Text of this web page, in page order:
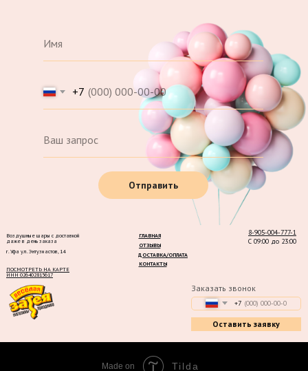
+7
Отправить
ОТЗЫВЫ
ГЛАВНАЯ
ДОСТАВКА/ОПЛАТА
КОНТАКТЫ
8-905-004-777-1
С 09:00 до 23:00
Воздушные шары с доставкой
даже в день заказа
Заказать звонок
+7
Оставить заявку
г. Уфа ул. Энтузиастов, 14
ПОСМОТРЕТЬ НА КАРТЕ
ИНН 026402815617
Made on Tilda